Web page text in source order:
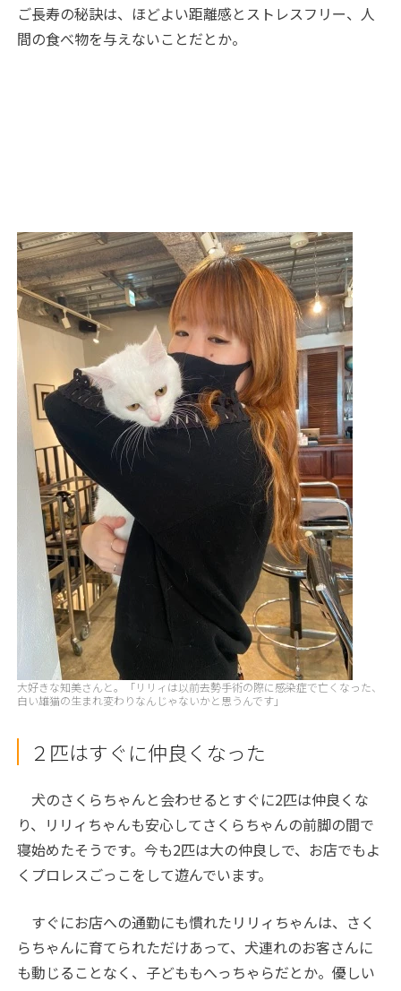
ご長寿の秘訣は、ほどよい距離感とストレスフリー、人
間の食べ物を与えないことだとか。
大好きな知美さんと。「リリィは以前去勢手術の際に感染症で亡くなった、
白い雄猫の生まれ変わりなんじゃないかと思うんです」
２匹はすぐに仲良くなった
犬のさくらちゃんと会わせるとすぐに2匹は仲良くな
り、リリィちゃんも安心してさくらちゃんの前脚の間で
寝始めたそうです。今も2匹は大の仲良しで、お店でもよ
くプロレスごっこをして遊んでいます。
すぐにお店への通勤にも慣れたリリィちゃんは、さく
らちゃんに育てられただけあって、犬連れのお客さんに
も動じることなく、子どももへっちゃらだとか。優しい